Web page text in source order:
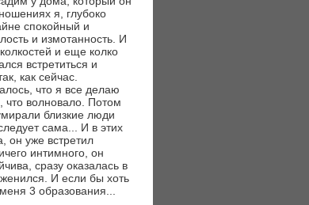
я, глубоко
спокойный и
и измотанность. И
и еще колко
встретиться и
как сейчас.
что я все делаю
что волновало. Потом
близкие люди
сама... И в этих
он уже встретил
интимного, он
сразу оказалась в
И если бы хоть
3 образования...